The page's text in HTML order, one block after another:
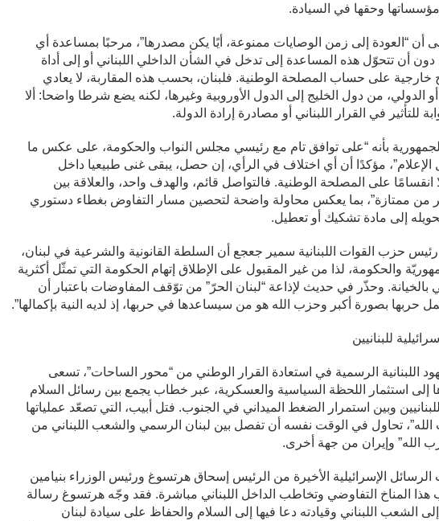
وحقها في السيادة.
“العودة إلى زمن الوصايات ممنوعة، أيًا يكن مصدرها”، مرحبًا بمساعدة أي
أن تتحوّل هذه المساعدة إلى تدخل في الشأن الداخلي اللبناني أو إلى أداة
خارجية على حساب المصلحة الوطنية. فلبنان، بحسب هذه المقاربة، لا يعادي
الدولي، من دول الخليج إلى الدول الأوروبية وغيرها، لكنه يضع شرطا واضحا: ألا
للتأثير في القرار اللبناني أو مصادرة إرادة الدولة.
بأنه “على توافق تام مع رئيسي مجلس النواب والحكومة، على عكس ما
الإعلام”، مؤكدًا أن أي اختلاف في الرأي، إن حصل، يبقى غنى طبيعيا داخل
انقسامًا على المصلحة الوطنية. فالتواصل قائم، والهدف واحد، والعلاقة بين
من ممتازة”، بما يعكس محاولة واضحة لتحصين مسار التفاوض بغطاء دستوري
إلى مادة تشكيك أو تعطيل.
حزب القوات اللبنانية سمير جعجع أن السلطة القانونية والشرعية في لبنان،
والحكومة، لذا من غير المقبول على الإطلاق إتهام الحكومة التي تمثّل أكثرية
بالخيانة. وحذّر في حديث لإذاعة “لبنان الحرّ” من توّقف المفاوضات باعتبار أن
حربها بصورة أكبر وحزب الله هو من سيساعدها في حربها، إذ لديه النية بإكمالها”.
للبنانيين
اللبنانية الرسمية في استعادة القرار الوطني من “محور الساحات”، تسعى
إلى استثمار اللحظة السياسية والعسكرية، عبر خطاب يجمع بين رسائل السلام
وبين استمرار الضغط الميداني في الجنوب. فتل أبيب، التي تصعّد عملياتها
تحاول في الوقت نفسه أن تفصل بين لبنان الرسمي والشعب اللبناني من
الله” وإيران من جهة أخرى.
الإسرائيلية الأخيرة من الرئيس إسحاق هرتسوغ ورئيس الوزراء بنيامين
هذا المناخ التفاوضي وتخاطب الداخل اللبناني مباشرة. فقد وجّه هرتسوغ رسالة
إلى الشعب اللبناني وقيادته دعا فيها إلى السلام والحفاظ على سيادة لبنان